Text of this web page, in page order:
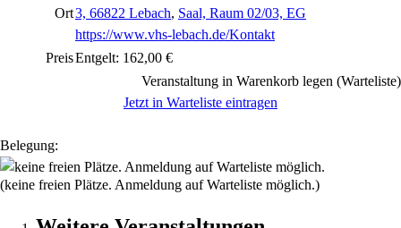
Ort3, 66822 Lebach, Saal, Raum 02/03, EG
https://www.vhs-lebach.de/Kontakt
PreisEntgelt: 162,00 €
Veranstaltung in Warenkorb legen (Warteliste)
Jetzt in Warteliste eintragen
Belegung:
(keine freien Plätze. Anmeldung auf Warteliste möglich.)